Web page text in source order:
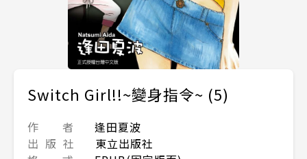
Switch Girl!!~變身指令~ (5)
作 者
逢田夏波
出 版 社
東立出版社